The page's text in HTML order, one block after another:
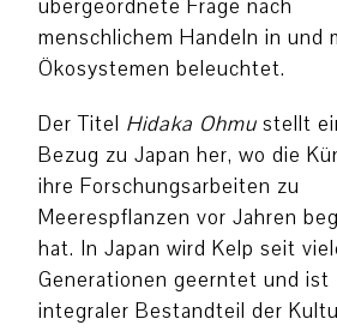
übergeordnete Frage nach
menschlichem Handeln in und
Ökosystemen beleuchtet.
Der Titel Hidaka Ohmu stellt
Bezug zu Japan her, wo die
ihre Forschungsarbeiten zu
Meerespflanzen vor Jahren
hat. In Japan wird Kelp seit
Generationen geerntet und ist
integraler Bestandteil der